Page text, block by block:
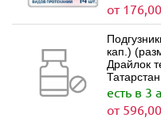
от
кап.)
Драйлок
Татарстан
есть в 3
от